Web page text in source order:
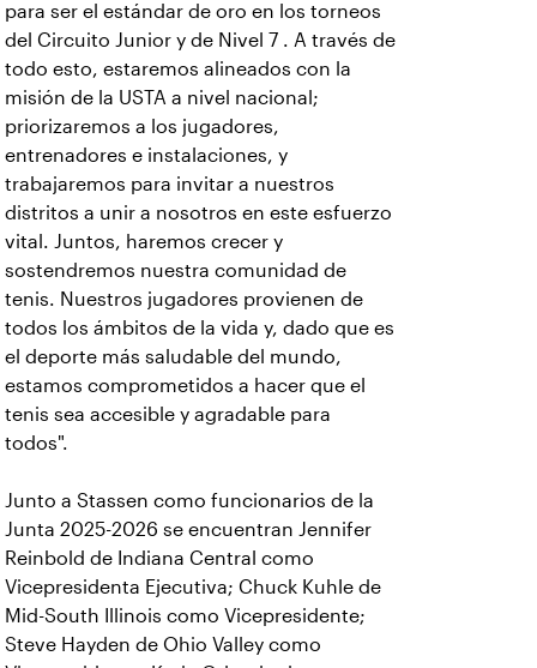
para ser el estándar de oro en los torneos
del Circuito Junior y de Nivel 7 . A través de
todo esto, estaremos alineados con la
misión de la USTA a nivel nacional;
priorizaremos a los jugadores,
entrenadores e instalaciones, y
trabajaremos para invitar a nuestros
distritos a unir a nosotros en este esfuerzo
vital. Juntos, haremos crecer y
sostendremos nuestra comunidad de
tenis. Nuestros jugadores provienen de
todos los ámbitos de la vida y, dado que es
el deporte más saludable del mundo,
estamos comprometidos a hacer que el
tenis sea accesible y agradable para
todos".
Junto a Stassen como funcionarios de la
Junta 2025-2026 se encuentran Jennifer
Reinbold de Indiana Central como
Vicepresidenta Ejecutiva; Chuck Kuhle de
Mid-South Illinois como Vicepresidente;
Steve Hayden de Ohio Valley como